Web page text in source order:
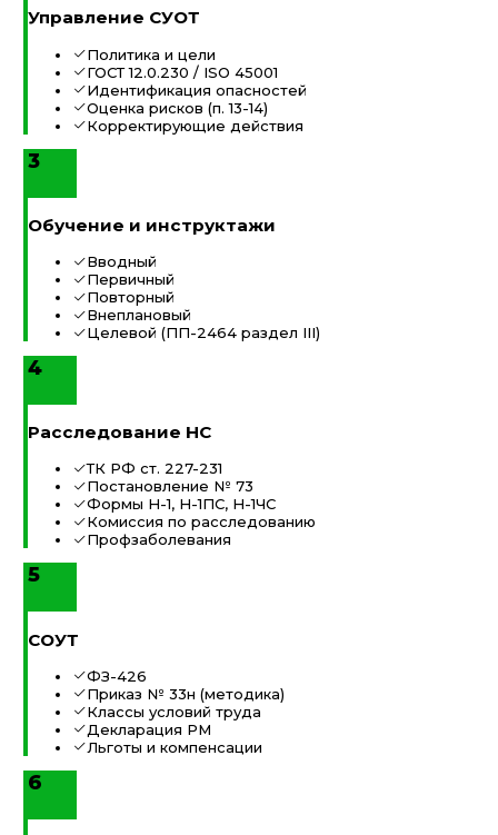
Управление СУОТ
Политика и цели
ГОСТ 12.0.230 / ISO 45001
Идентификация опасностей
Оценка рисков (п. 13-14)
Корректирующие действия
3
Обучение и инструктажи
Вводный
Первичный
Повторный
Внеплановый
Целевой (ПП-2464 раздел III)
4
Расследование НС
ТК РФ ст. 227-231
Постановление № 73
Формы Н-1, Н-1ПС, Н-1ЧС
Комиссия по расследованию
Профзаболевания
5
СОУТ
ФЗ-426
Приказ № 33н (методика)
Классы условий труда
Декларация РМ
Льготы и компенсации
6